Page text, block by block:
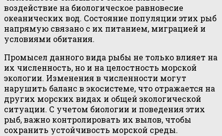
воздействие на биологическое равновесие
океанических вод. Состояние популяции этих рыб
напрямую связано с их питанием, миграцией и
условиями обитания.
Промысел данного вида рыбы не только влияет на
их численность, но и на целостность морской
экологии. Изменения в численности могут
нарушить баланс в экосистеме, что отражается на
других морских видах и общей экологической
ситуации. С учетом биологии и поведения этих
рыб, важно контролировать их вылов, чтобы
сохранить устойчивость морской среды.